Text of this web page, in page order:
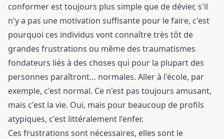
conformer est toujours plus simple que de dévier, s'il
n'y a pas une motivation suffisante pour le faire, c'est
pourquoi ces individus vont connaître très tôt de
grandes frustrations ou même des traumatismes
fondateurs liés à des choses qui pour la plupart des
personnes paraîtront… normales. Aller à l'école, par
exemple, c'est normal. Ce n'est pas toujours amusant,
mais c'est la vie. Oui, mais pour beaucoup de profils
atypiques, c'est littéralement l'enfer.
Ces frustrations sont nécessaires, elles sont le